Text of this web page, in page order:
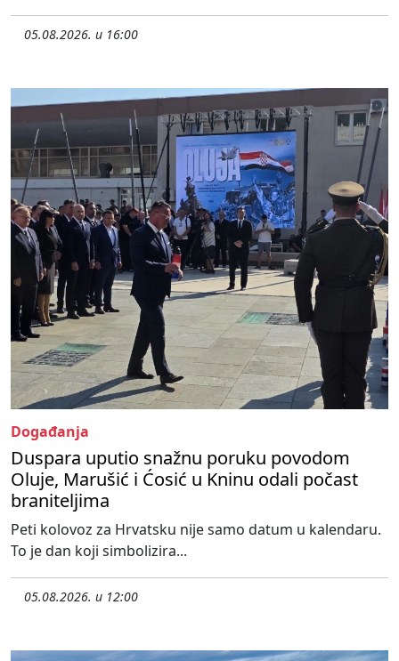
05.08.2026. u 16:00
Događanja
Duspara uputio snažnu poruku povodom
Oluje, Marušić i Ćosić u Kninu odali počast
braniteljima
Peti kolovoz za Hrvatsku nije samo datum u kalendaru.
To je dan koji simbolizira...
05.08.2026. u 12:00